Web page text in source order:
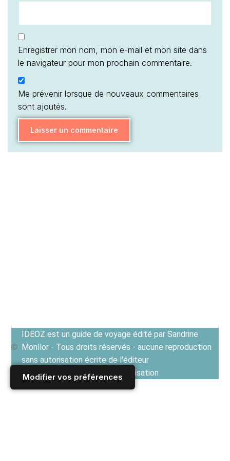
Modifier vos préférences
Enregistrer mon nom, mon e-mail et mon site dans
le navigateur pour mon prochain commentaire.
Me prévenir lorsque de nouveaux commentaires
sont ajoutés.
IDEOZ est un guide de voyage édité par Sandrine
Monllor - Tous droits réservés - aucune reproduction
sans autorisation écrite de l'éditeur
Voir les Conditions générales d'utilisation